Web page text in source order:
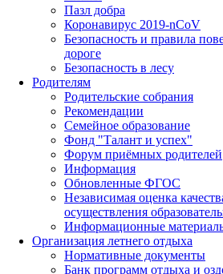
Пазл добра
Коронавирус 2019-nCoV
Безопасность и правила
дороге
Безопасность в лесу
Родителям
Родительские собрания
Рекомендации
Семейное образование
Фонд "Талант и успех"
Форум приёмных родителей
Информация
Обновленные ФГОС
Независимая оценка
осуществления
Информационные
Организация летнего отдыха
Нормативные документы
Банк программ отдыха и